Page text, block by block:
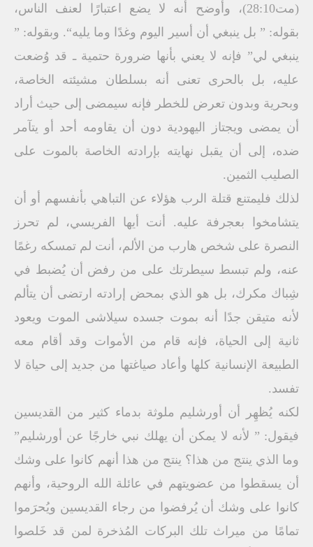
(مت28:10)، وأوضح أنه لا يضع اعتبارًا لعنف الناس،
بقوله: ” بل ينبغي أن أسير اليوم وغدًا وما يليه“. وبقوله: ”
ينبغي لي” فإنه لا يعني بأنها ضرورة حتمية ـ قد وُضعت
عليه، بل بالحرى تعنى أنه بسلطان مشيئته الخاصة،
وبحرية وبدون تعرض للخطر فإنه سيمضى إلى حيث أراد
أن يمضى ويجتاز اليهودية دون أن يقاومه أحد أو يتآمر
ضده، إلى أن يقبل نهايته بإرادته الخاصة بالموت على
الصليب الثمين.
لذلك فليمتنع قتلة الرب هؤلاء عن التباهي بأنفسهم أو أن
يتشامخوا بعجرفة عليه. أنت أيها الفريسي، لم تحرز
النصرة على شخص هارب من الألم، أنت لم تمسكه رغمًا
عنه، ولم تبسط سيطرتك على من رفض أن يُضبط في
شِباك مكرك، بل هو الذي بمحض إرادته ارتضى أن يتألم
لأنه متيقن جدًا أنه بموت جسده سيلاشى الموت ويعود
ثانية إلى الحياة، فإنه قام من الأموات وقد أقام معه
الطبيعة الإنسانية كلها وأعاد صياغتها من جديد إلى حياة لا
تفسد.
لكنه يُظهِر أن أورشليم ملوثة بدماء كثير من القديسين
فيقول: ” لأنه لا يمكن أن يهلك نبي خارجًا عن أورشليم”
وما الذي ينتج من هذا؟ ينتج من هذا أنهم كانوا على وشك
أن يسقطوا من عضويتهم في عائلة الله الروحية، وأنهم
كانوا على وشك أن يُرفضوا من رجاء القديسين ويُحرَموا
تمامًا من ميراث تلك البركات المُذخرة لمن قد خَلصوا